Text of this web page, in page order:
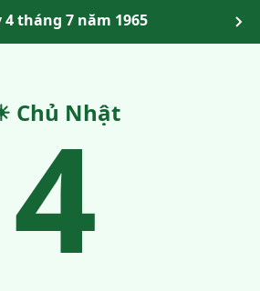
4 tháng 7 năm 1965
Chủ Nhật
4